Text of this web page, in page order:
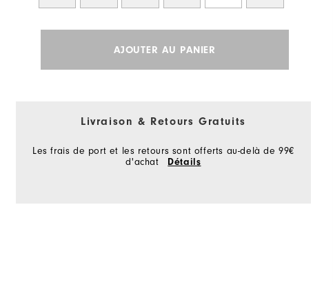
AJOUTER AU PANIER
Livraison & Retours Gratuits
Les frais de port et les retours sont offerts au-delà de 99€
d'achat
Détails